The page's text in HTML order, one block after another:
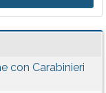
con Carabinieri